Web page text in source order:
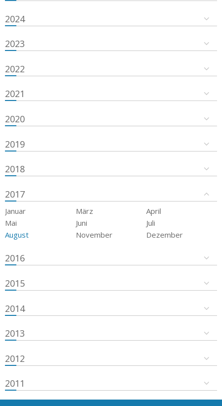
2024
2023
2022
2021
2020
2019
2018
2017
Januar März
April
Mai
Juni
Juli
August
November Dezember
2016
2015
2014
2013
2012
2011